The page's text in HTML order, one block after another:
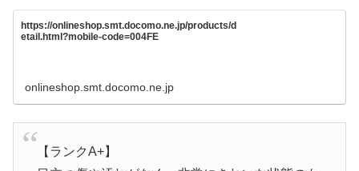
https://onlineshop.smt.docomo.ne.jp/products/d
etail.html?mobile-code=004FE
onlineshop.smt.docomo.ne.jp
【ランクA+】